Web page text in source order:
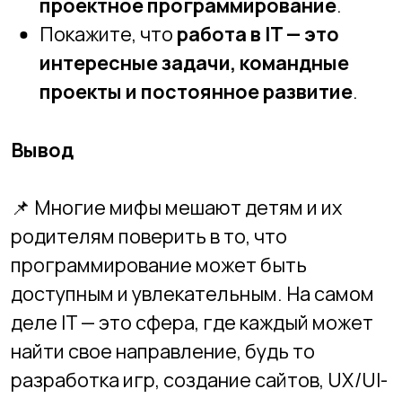
Другие записи
Как лето использовать с
обучение на каникулах
Как понять, что ребёнок
“создатель”, а не
“пользователь”: признаки
будущего разработчика